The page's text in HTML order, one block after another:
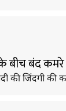
बीच बंद कमरे
की जिंदगी